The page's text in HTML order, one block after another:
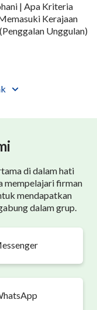
| Apa Kriteria
Kerajaan
Unggulan)
di dalam hati
mempelajari firman
mendapatkan
dalam grup.